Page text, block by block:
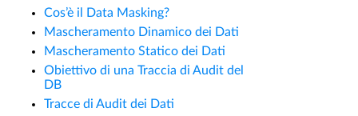
Cos’è il Data Masking?
Mascheramento Dinamico dei Dati
Mascheramento Statico dei Dati
Obiettivo di una Traccia di Audit del
DB
Tracce di Audit dei Dati